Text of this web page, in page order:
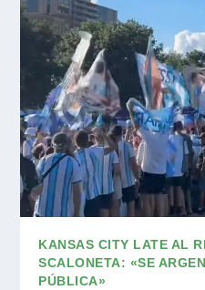
KANSAS CITY LATE AL
SCALONETA: «SE
PÚBLICA»